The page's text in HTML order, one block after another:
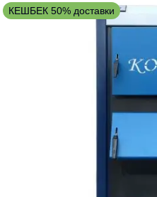
КЕШБЕК 50% доставки